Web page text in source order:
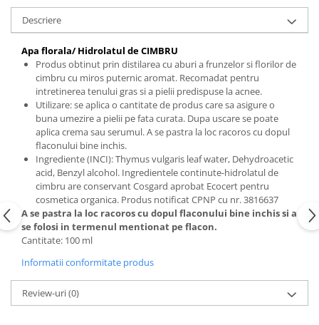
Descriere
Apa florala/ Hidrolatul de CIMBRU
Produs obtinut prin distilarea cu aburi a frunzelor si florilor de
cimbru cu miros puternic aromat. Recomadat pentru
intretinerea tenului gras si a pielii predispuse la acnee.
Utilizare: se aplica o cantitate de produs care sa asigure o
buna umezire a pielii pe fata curata. Dupa uscare se poate
aplica crema sau serumul. A se pastra la loc racoros cu dopul
flaconului bine inchis.
Ingrediente (INCI): Thymus vulgaris leaf water, Dehydroacetic
acid, Benzyl alcohol. Ingredientele continute-hidrolatul de
cimbru are conservant Cosgard aprobat Ecocert pentru
cosmetica organica. Produs notificat CPNP cu nr. 3816637
A se pastra la loc racoros cu dopul flaconului bine inchis si a
se folosi in termenul mentionat pe flacon.
Cantitate: 100 ml
Informatii conformitate produs
Review-uri(0)